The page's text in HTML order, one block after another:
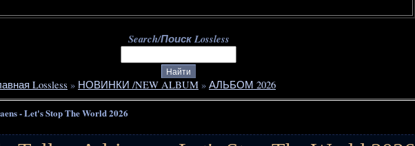
Search/Поиск Lossless
Lossless » НОВИНКИ /NEW ALBUM » АЛЬБОМ 2026
- Let's Stop The World 2026